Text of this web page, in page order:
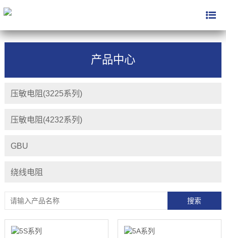
产品中心
压敏电阻(3225系列)
压敏电阻(4232系列)
GBU
绕线电阻